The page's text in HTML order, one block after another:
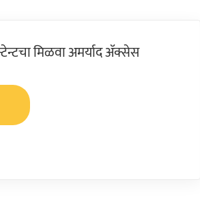
मिळवा अमर्याद ॲक्सेस